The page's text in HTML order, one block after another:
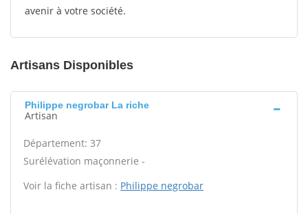
avenir à votre société.
Artisans Disponibles
Philippe negrobar La riche
Artisan
Département: 37
Surélévation maçonnerie -
Voir la fiche artisan : Philippe negrobar